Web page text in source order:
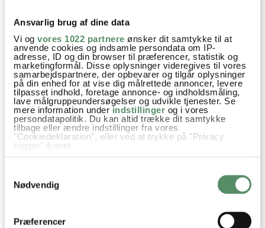
Ansvarlig brug af dine data
Vi og vores 1022 partnere ønsker dit samtykke til at
anvende cookies og indsamle persondata om IP-
adresse, ID og din browser til præferencer, statistik og
marketingformål. Disse oplysninger videregives til vores
samarbejdspartnere, der opbevarer og tilgår oplysninger
på din enhed for at vise dig målrettede annoncer, levere
tilpasset indhold, foretage annonce- og indholdsmåling,
lave målgruppeundersøgelser og udvikle tjenester. Se
mere information underindstillinger og i vores
persondatapolitik. Du kan altid trække dit samtykke
tilbage eller ændre indstillinger fra vores
"Cookiedeklaration", eller ved at trykke på "Privacy
trigger" ikonet.
Indsamle præcise oplysninger om din placering,
der kan være nøjagtig inden for få meter
Identificere din enhed baseret på en scanning af
Nødvendig
Præferencer
Kh AC
besvar
Pernille:
6. maj 2014 kl. 10:13
Virkelig lækker juice !!! Den smager også rigtig godt med lidt
mynte i :-)
6. maj 2014 kl. 11:20